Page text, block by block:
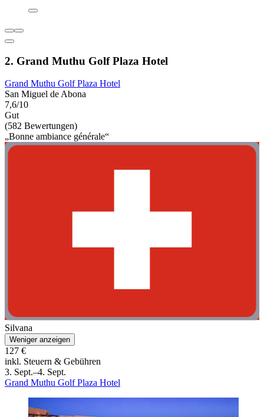
2. Grand Muthu Golf Plaza Hotel
Grand Muthu Golf Plaza Hotel
San Miguel de Abona
7,6/10
Gut
(582 Bewertungen)
„Bonne ambiance générale“
Silvana
Weniger anzeigen
127 €
inkl. Steuern & Gebühren
3. Sept.–4. Sept.
Grand Muthu Golf Plaza Hotel